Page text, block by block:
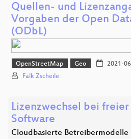
Quellen- und
Vorgaben der Open
(ODbL)
OpenStreetMap Geo 2021-
Falk Zscheile
Lizenzwechsel bei
Software
Cloudbasierte Betreibermodelle